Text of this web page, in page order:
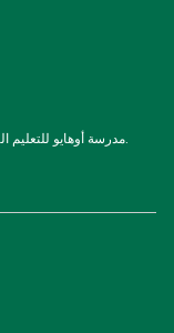
مدرسة أوهايو للتعليم الرقمي مرخصة من قبل مجلس أوهايو للمدارس المجتمعية.